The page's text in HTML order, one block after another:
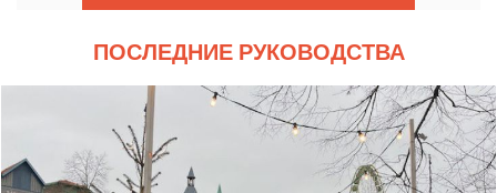
ПОСЛЕДНИЕ РУКОВОДСТВА